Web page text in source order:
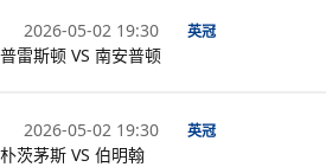
2026-05-02 19:30 英冠
普雷斯顿 VS 南安普顿
2026-05-02 19:30 英冠
朴茨茅斯 VS 伯明翰